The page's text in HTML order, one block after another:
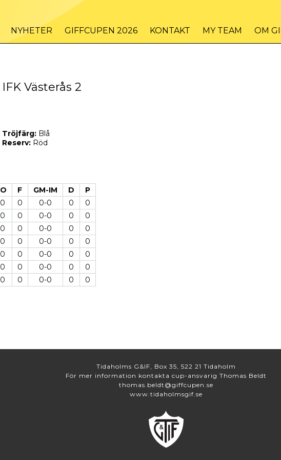
NYHETER GIFFCUPEN 2026 KONTAKT MY TEAM OM
IFK Västerås 2
Tröjfärg: Blå
Reserv: Röd
O F GM-IM D
P
0 0 0-0 0
0
0 0 0-0 0
0
0 0 0-0 0
0
0 0 0-0 0
0
0 0 0-0 0
0
0 0 0-0 0
0
0 0 0-0 0 0
Tidaholms G&IF, Box 35, 522 21 Tidaholm
För mer information kontakta cup-ansvarig Thomas Beldt
thomas.beldt@giffcupen.se
www.tidaholmsgif.se